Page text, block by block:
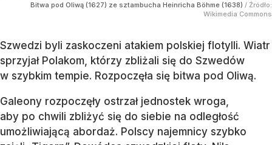
Bitwa pod Oliwą (1627) ze sztambucha Heinricha Böhme (1638) / Źródło:
Wikimedia Commons
Szwedzi byli zaskoczeni atakiem polskiej flotylli. Wiatr
sprzyjał Polakom, którzy zbliżali się do Szwedów
w szybkim tempie. Rozpoczęła się bitwa pod Oliwą.
Galeony rozpoczęły ostrzał jednostek wroga,
aby po chwili zbliżyć się do siebie na odległość
umożliwiającą abordaż. Polscy najemnicy szybko